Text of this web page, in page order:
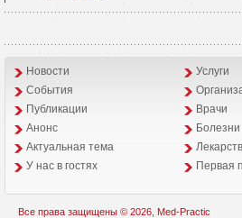
Новости Услуги
События
Публикации
Врачи
Анонс
Болезни
Aктуальная тема
У нас в гостях
Первая
Все права защищены © 2026, Med-Practic